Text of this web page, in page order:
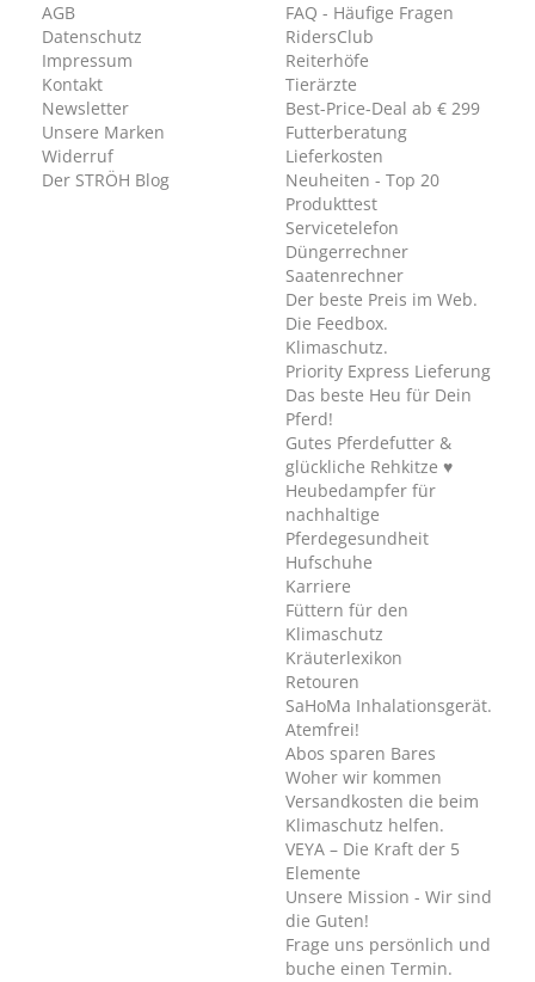
AGB
Datenschutz
Impressum
Kontakt
Newsletter
Unsere Marken
Widerruf
Der STRÖH Blog
FAQ - Häufige Fragen
RidersClub
Reiterhöfe
Tierärzte
Best-Price-Deal ab € 299
Futterberatung
Lieferkosten
Neuheiten - Top 20
Produkttest
Servicetelefon
Düngerrechner
Saatenrechner
Der beste Preis im Web.
Die Feedbox.
Klimaschutz.
Priority Express Lieferung
Das beste Heu für Dein
Pferd!
Gutes Pferdefutter &
glückliche Rehkitze ♥
Heubedampfer für
nachhaltige
Pferdegesundheit
Hufschuhe
Karriere
Füttern für den
Klimaschutz
Kräuterlexikon
Retouren
SaHoMa Inhalationsgerät.
Atemfrei!
Abos sparen Bares
Woher wir kommen
Versandkosten die beim
Klimaschutz helfen.
VEYA – Die Kraft der 5
Elemente
Unsere Mission - Wir sind
die Guten!
Frage uns persönlich und
buche einen Termin.